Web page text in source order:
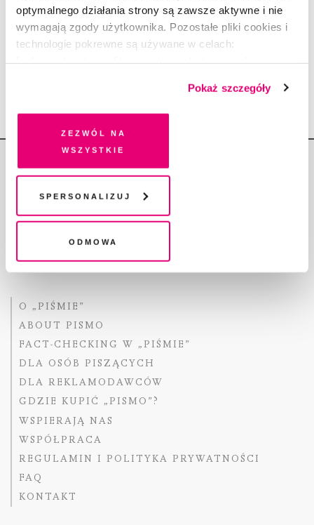
optymalnego działania strony są zawsze aktywne i nie
wymagają zgody użytkownika. Pozostałe pliki cookies i
technologie pokrewne są używane w celach:
dobrowolną zgodę na pliki cookies i technologie
pokrewne, zgadzasz się na przechowywanie informacji
na Twoim urządzeniu końcowym lub dostęp do niego i
przetwarzanie danych. Zgodę na wszystkie lub niektóre
chwili wycofać lub ponowić w zakładce "Ustawienia
plików cookie". Wycofanie zgody nie wpływa na
legalność przetwarzania danych przed jej wycofaniem
Pokaż szczegóły
Zezwól na
wszystkie
Spersonalizuj
Odmowa
FOTOREPORTAŻ
Poczekalnia dla etiopskich
Żydów
MIKOŁAJ GRYNBERG
Copyright © Fundacja Pismo
O „PIŚMIE”
ABOUT PISMO
FACT-CHECKING W „PIŚMIE”
DLA OSÓB PISZĄCYCH
DLA REKLAMODAWCÓW
GDZIE KUPIĆ „PISMO”?
WSPIERAJĄ NAS
WSPÓŁPRACA
REGULAMIN I POLITYKA PRYWATNOŚCI
FAQ
KONTAKT